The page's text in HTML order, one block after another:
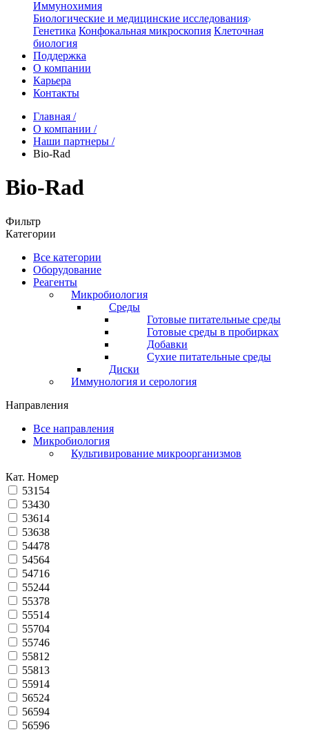
Иммунохимия
Биологические и медицинские исследования
Генетика Конфокальная микроскопия Клеточная
биология
Поддержка
О компании
Карьера
Контакты
Главная /
О компании /
Наши партнеры /
Bio-Rad
Bio-Rad
Фильтр
Категории
Все категории
Оборудование
Реагенты
Микробиология
Среды
Готовые питательные среды
Готовые среды в пробирках
Добавки
Сухие питательные среды
Диски
Иммунология и серология
Направления
Все направления
Микробиология
Культивирование микроорганизмов
Кат. Номер
53154
53430
53614
53638
54478
54564
54716
55244
55378
55514
55704
55746
55812
55813
55914
56524
56594
56596